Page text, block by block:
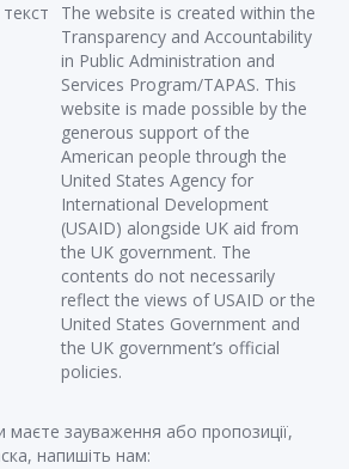
The website is created within the
Transparency and Accountability
in Public Administration and
Services Program/TAPAS. This
website is made possible by the
generous support of the
American people through the
United States Agency for
International Development
(USAID) alongside UK aid from
the UK government. The
contents do not necessarily
reflect the views of USAID or the
United States Government and
the UK government’s official
policies.
маєте зауваження або пропозиції,
напишіть нам: